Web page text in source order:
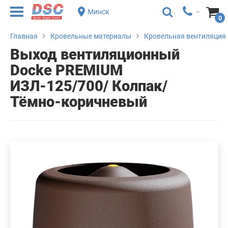
Минск
0
Главная Кровельные материалы Кровельная вентиляция
Выход вентиляционный
Docke PREMIUM
ИЗЛ-125/700/ Колпак/
Тёмно-коричневый